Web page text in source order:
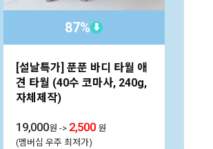
87% ⬇
[설날특가] 푼푼 바디 타월 애
견 타월 (40수 코마사, 240g,
자체제작)
19,000원 -> 2,500원
(멤버십 우주 최저가)